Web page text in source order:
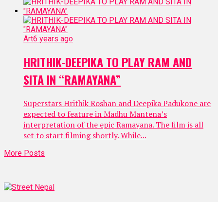
Art6 years ago
HRITHIK-DEEPIKA TO PLAY RAM AND
SITA IN “RAMAYANA”
Superstars Hrithik Roshan and Deepika Padukone are
expected to feature in Madhu Mantena’s
interpretation of the epic Ramayana. The film is all
set to start filming shortly. While...
More Posts